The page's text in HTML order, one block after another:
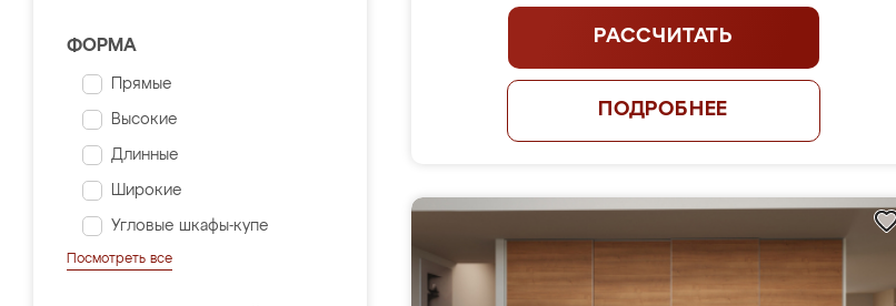
ФОРМА
Прямые
Высокие
Длинные
Широкие
Угловые шкафы-купе
Посмотреть все
РАССЧИТАТЬ
ПОДРОБНЕЕ